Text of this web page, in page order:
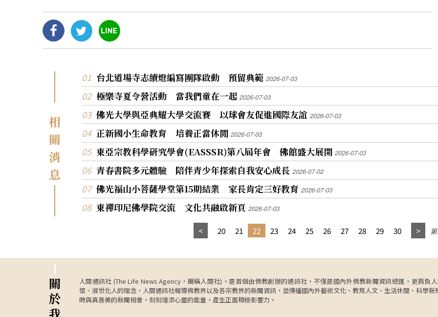
相
關
消
息
台北道場寺志續燈編寫團隊啟動 預留典範 2026-07-03
極樂寺夏令營活動 當我們童在一起 2026-07-03
佛光大學與亞典耀大學交流賽 以球會友促進國際友誼 2026-07-03
正新國小生命教育 培養正當休閒 2026-07-03
東亞宗教科學研究學會(EASSSR)第八屆年會 佛館盛大展開 2026-07-03
青春書院多元體驗 陪伴青少年探索自我安心成長 2026-07-02
佛光福山小菩薩學堂第15期結業 家長肯定三好教育 2026-07-03
東禪印尼佛學院交流 文化共融啟新頁 2026-07-03
20 21 22 23 24 25 26 27 28 29 30
關
於
我
人間通訊社 (The Life News Agency，簡稱人間社)，是首個由佛教創辦的通訊社，不僅是國內外佛教新聞資訊總匯，更肩負
懷、淑世化人的理念，人間通訊社報導佛教界以及各宗教界的新聞資訊，並傳播國內外藝術文化、教育人文、生活休閒、科學
時與真善美的新聞相會，刻刻增添心靈的能量，產生正面積極影響力。